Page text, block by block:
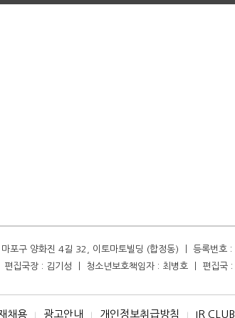
마포구 양화진 4길 32, 이토마토빌딩 (합정동) ㅣ 등록번
편집국장 : 김기성 ㅣ 청소년보호책임자 : 최병호 ㅣ 편
채용 I 광고안내 I 개인정보취급방침 I IR CLUB